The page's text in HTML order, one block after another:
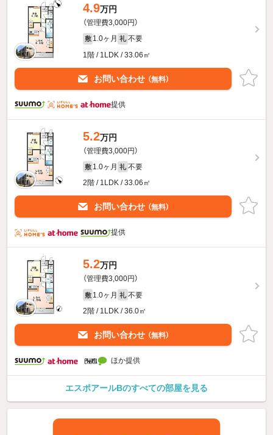
4.9万円
（管理費3,000円）
敷 1.0ヶ月 礼 不要
1階 / 1LDK / 33.06㎡
お問い合わせ （無料）
提供
5.2万円
（管理費3,000円）
敷 1.0ヶ月 礼 不要
2階 / 1LDK / 33.06㎡
お問い合わせ （無料）
提供
5.2万円
（管理費3,000円）
敷 1.0ヶ月 礼 不要
2階 / 1LDK / 36.0㎡
お問い合わせ （無料）
ほか提供
エスポアールBのすべての部屋を見る